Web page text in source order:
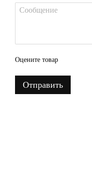
Оцените товар
Отправить